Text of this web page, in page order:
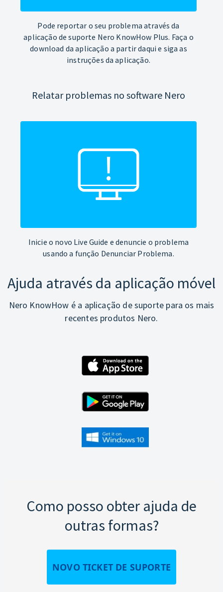
Pode reportar o seu problema através da
aplicação de suporte Nero KnowHow Plus. Faça o
download da aplicação a partir daqui e siga as
instruções da aplicação.
Relatar problemas no software Nero
Inicie o novo Live Guide e denuncie o problema
usando a função Denunciar Problema.
Ajuda através da aplicação móvel
Nero KnowHow é a aplicação de suporte para os mais
recentes produtos Nero.
Como posso obter ajuda de
outras formas?
NOVO TICKET DE SUPORTE